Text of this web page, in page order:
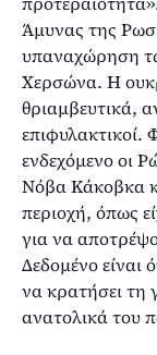
Άμυνας της
υπαναχώρηση
Χερσώνα. Η
θριαμβευτικά,
επιφυλακτικοί.
ενδεχόμενο οι
Νόβα Κάκοβκα
περιοχή, όπως
για να
Δεδομένο είναι
να κρατήσει
ανατολικά του